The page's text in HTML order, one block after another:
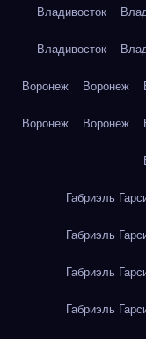
Владивосток
Владивосток
Воронеж Воронеж
Воронеж Воронеж
Габриэль
Габриэль
Габриэль
Габриэль